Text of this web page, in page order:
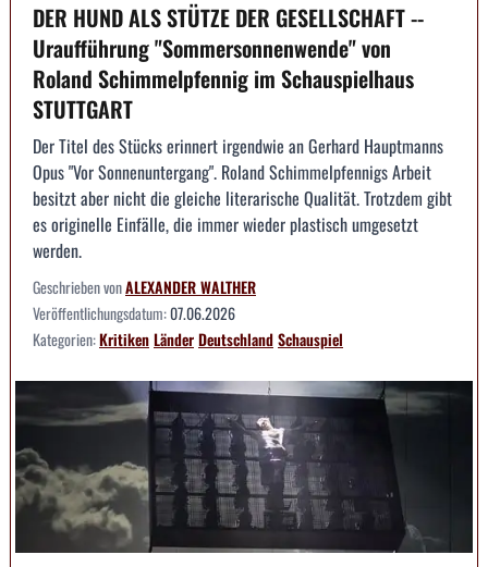
DER HUND ALS STÜTZE DER GESELLSCHAFT --
Uraufführung "Sommersonnenwende" von
Roland Schimmelpfennig im Schauspielhaus
STUTTGART
Der Titel des Stücks erinnert irgendwie an Gerhard Hauptmanns
Opus "Vor Sonnenuntergang". Roland Schimmelpfennigs Arbeit
besitzt aber nicht die gleiche literarische Qualität. Trotzdem gibt
es originelle Einfälle, die immer wieder plastisch umgesetzt
werden.
Geschrieben vonALEXANDER WALTHER
Veröffentlichungsdatum:07.06.2026
Kategorien:KritikenLänderDeutschlandSchauspiel